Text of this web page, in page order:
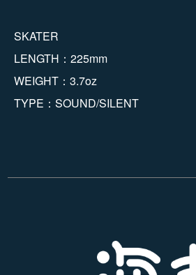
SKATER
LENGTH：225mm
WEIGHT：3.7oz
TYPE：SOUND/SILENT